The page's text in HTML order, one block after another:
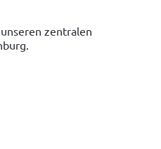
zentralen